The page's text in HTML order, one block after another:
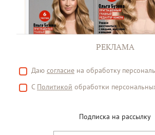
РЕКЛАМА
Даю согласие на обработку
С Политикой обработки
Подписка на рассылку